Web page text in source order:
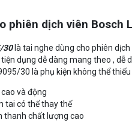
phiên dịch viên Bosch
30 là tai nghe dùng cho phiên
dụng dễ dàng mang theo , dễ
30 là phụ kiện không thể
và động
tai có thể thay thế
thanh chất lượng cao